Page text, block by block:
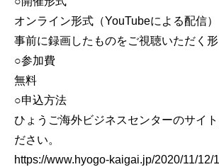
オンライン形式（YouTubeによる配信）
事前に録画したものをご視聴いただく形
○参加費
無料
○申込方法
ひょうご海外ビジネスセンターのサイト
ださい。
https://www.hyogo-kaigai.jp/2020/11/12/